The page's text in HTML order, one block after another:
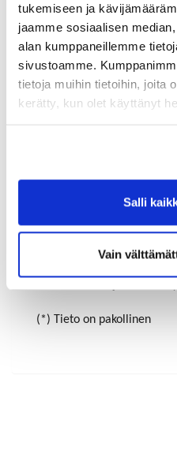
tukemiseen ja
jaamme sosiaalisen
alan kumppaneillemme
sivustoamme.
tietoja muihin tietoihin, joita
kerätty, kun olet käyttänyt
Salli
Vain
Katuosoite (*):
Haluan tilata
(*) Tieto on pakollinen